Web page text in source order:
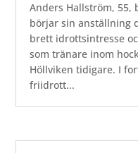
Anders Hallström, 55,
börjar sin anställning
brett idrottsintresse
som tränare inom
Höllviken tidigare. I
friidrott...